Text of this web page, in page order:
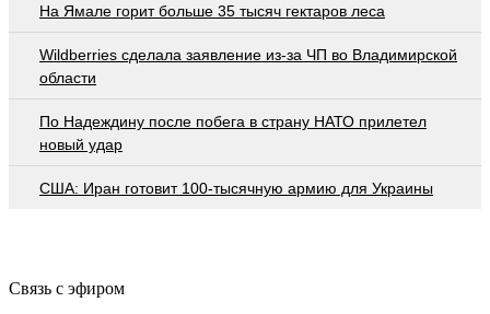
На Ямале горит больше 35 тысяч гектаров леса
Wildberries cделала заявление из-за ЧП во Владимирской
области
По Надеждину после побега в страну НАТО прилетел
новый удар
США: Иран готовит 100-тысячную армию для Украины
Связь с эфиром